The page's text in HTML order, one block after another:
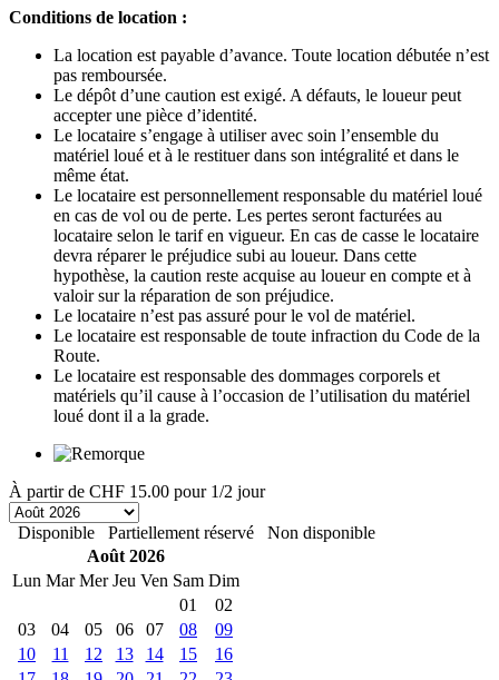
Conditions de location :
La location est payable d’avance. Toute location débutée n’est
pas remboursée.
Le dépôt d’une caution est exigé. A défauts, le loueur peut
accepter une pièce d’identité.
Le locataire s’engage à utiliser avec soin l’ensemble du
matériel loué et à le restituer dans son intégralité et dans le
même état.
Le locataire est personnellement responsable du matériel loué
en cas de vol ou de perte. Les pertes seront facturées au
locataire selon le tarif en vigueur. En cas de casse le locataire
devra réparer le préjudice subi au loueur. Dans cette
hypothèse, la caution reste acquise au loueur en compte et à
valoir sur la réparation de son préjudice.
Le locataire n’est pas assuré pour le vol de matériel.
Le locataire est responsable de toute infraction du Code de la
Route.
Le locataire est responsable des dommages corporels et
matériels qu’il cause à l’occasion de l’utilisation du matériel
loué dont il a la grade.
À partir de CHF 15.00 pour 1/2 jour
Disponible Partiellement réservé
Non disponible
Août 2026
Lun Mar Mer Jeu Ven Sam Dim
01
02
03
04 05 06 07 08
09
10
11 12 13 14 15
16